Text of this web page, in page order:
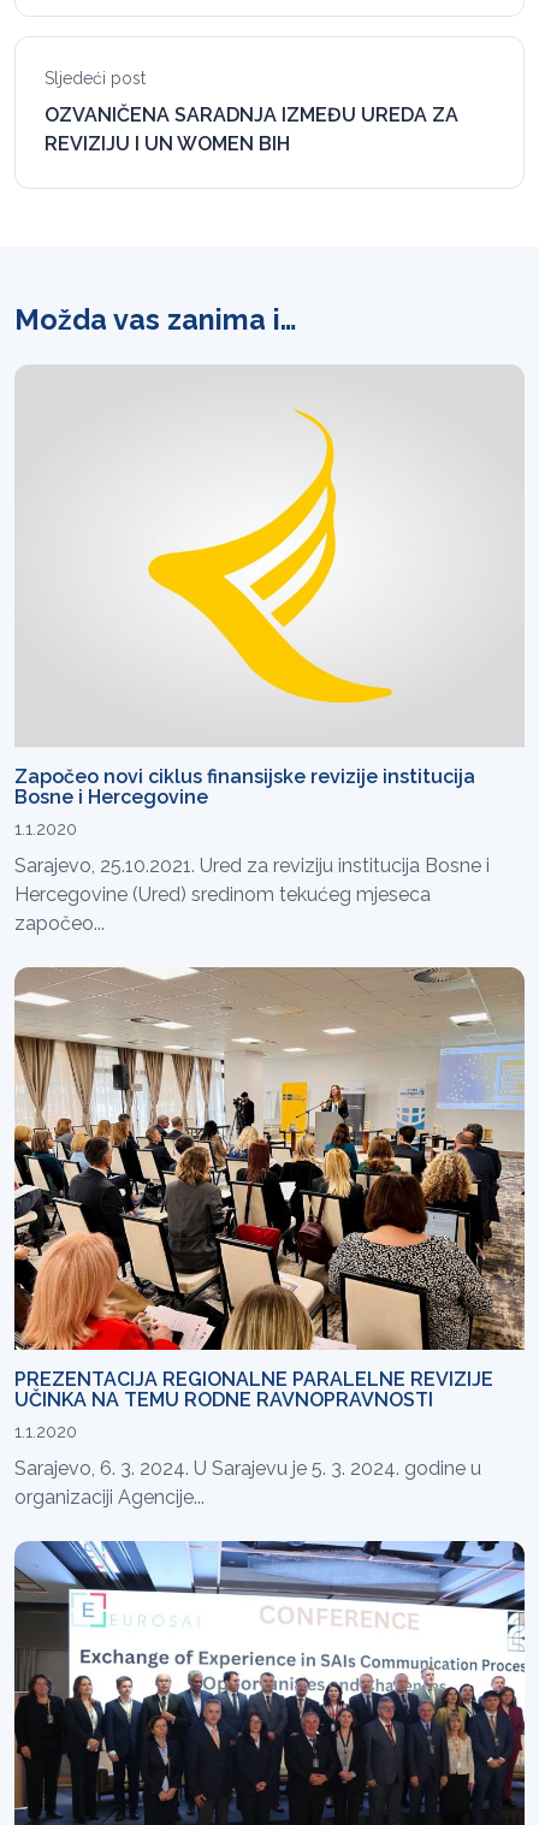
Sljedeći post
OZVANIČENA SARADNJA IZMEĐU UREDA ZA
REVIZIJU I UN WOMEN BIH
Možda vas zanima i…
Započeo novi ciklus finansijske revizije institucija
Bosne i Hercegovine
1.1.2020
Sarajevo, 25.10.2021. Ured za reviziju institucija Bosne i
Hercegovine (Ured) sredinom tekućeg mjeseca
započeo...
PREZENTACIJA REGIONALNE PARALELNE REVIZIJE
UČINKA NA TEMU RODNE RAVNOPRAVNOSTI
1.1.2020
Sarajevo, 6. 3. 2024. U Sarajevu je 5. 3. 2024. godine u
organizaciji Agencije...